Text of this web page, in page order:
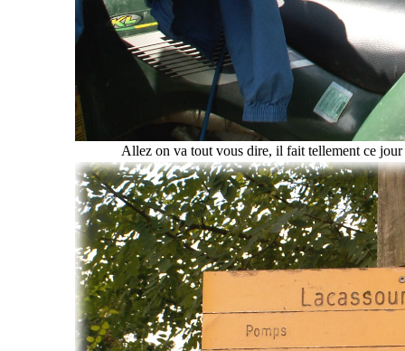
Allez on va tout vous dire, il fait tellement ce